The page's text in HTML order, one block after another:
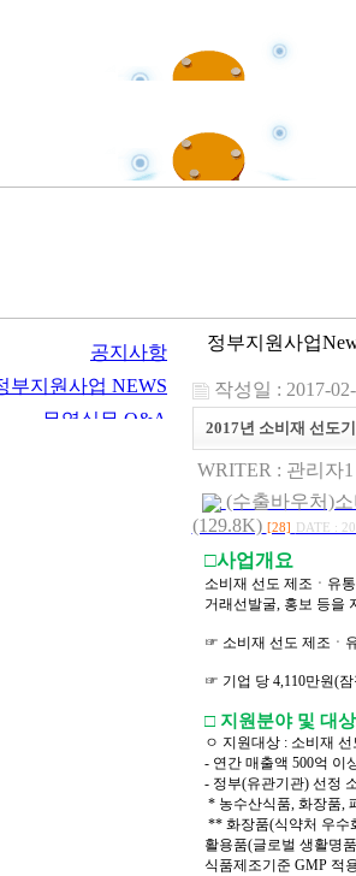
정부지원사업
작성일 : 2017-
2017년 소비재 선도
WRITER : 관리자1
(수출바우처)
(129.8K) [28] DATE :
□사업개요
소비재 선도 제조ㆍ유
거래선발굴, 홍보 등을
☞ 소비재 선도 제조ㆍ
☞ 기업 당 4,110만원(
□ 지원분야 및 대상
ㅇ 지원대상 : 소비재
- 연간 매출액 500억 이
- 정부(유관기관) 선정
* 농수산식품, 화장품,
** 화장품(식약처 우수
활용품(글로벌 생활명
식품제조기준 GMP 적